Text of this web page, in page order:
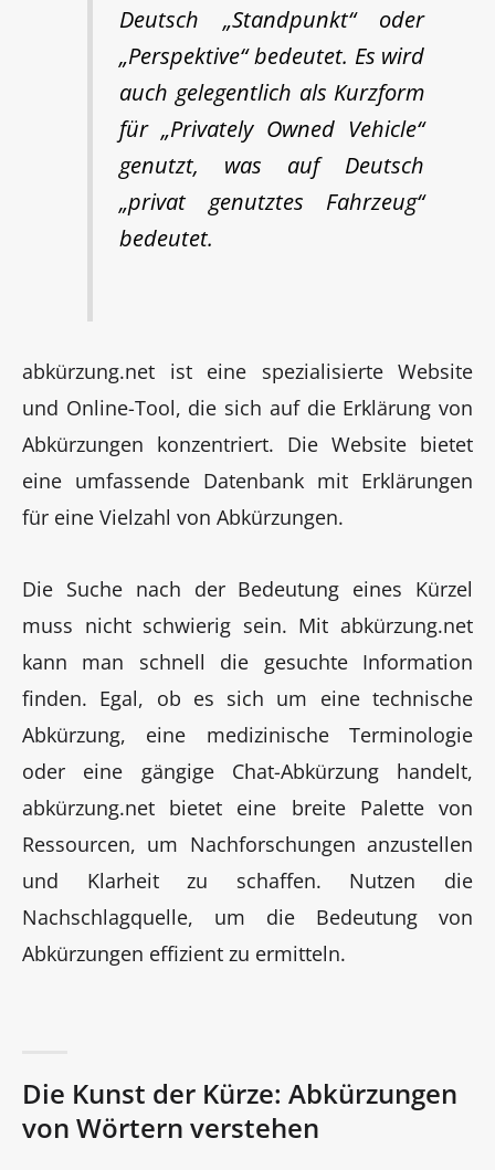
Deutsch „Standpunkt“ oder
„Perspektive“ bedeutet. Es wird
auch gelegentlich als Kurzform
für „Privately Owned Vehicle“
genutzt, was auf Deutsch
„privat genutztes Fahrzeug“
bedeutet.
abkürzung.net ist eine spezialisierte Website
und Online-Tool, die sich auf die Erklärung von
Abkürzungen konzentriert. Die Website bietet
eine umfassende Datenbank mit Erklärungen
für eine Vielzahl von Abkürzungen.
Die Suche nach der Bedeutung eines Kürzel
muss nicht schwierig sein. Mit abkürzung.net
kann man schnell die gesuchte Information
finden. Egal, ob es sich um eine technische
Abkürzung, eine medizinische Terminologie
oder eine gängige Chat-Abkürzung handelt,
abkürzung.net bietet eine breite Palette von
Ressourcen, um Nachforschungen anzustellen
und Klarheit zu schaffen. Nutzen die
Nachschlagquelle, um die Bedeutung von
Abkürzungen effizient zu ermitteln.
Die Kunst der Kürze: Abkürzungen
von Wörtern verstehen